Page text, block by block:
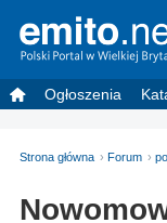
Ogłoszenia
Strona główna Forum